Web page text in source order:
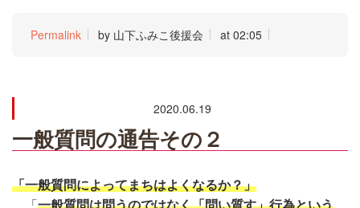
Permalink by 山下ふみこ後援会 at 02:05
2020.06.19
一般質問の通告その２
「一般質問によってまちはよくなるか？」
「 一般質問は問うのではなく「問い質す」行為という。